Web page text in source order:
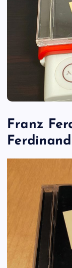
Franz
Ferdinand